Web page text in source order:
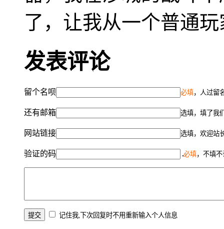
了，让我从一个普通
发表评论
留个名呗 必填，人过留
还有邮箱 选填，填了我
网站链接 选填，欢迎站
验证的码 必填，不填
记住我,下次回复时不用重新输入个人信息